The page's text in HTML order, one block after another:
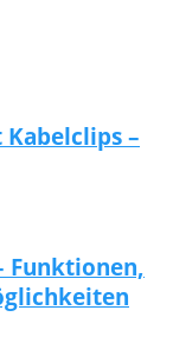
–
Funktionen,